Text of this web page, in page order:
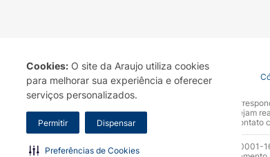
Cookies: O site da Araujo utiliza cookies
para melhorar sua experiência e oferecer
serviços personalizados.
Permitir Dispensar
Preferências de Cookies
Termo de Uso Portal da Privacidade Covid-19
A Drogaria Araujo S/A informa que o seu site oficial
marca. Para sua segurança recomendamos que não sejam
Araujo S.A. Em caso de dúvidas, gentileza entrar em
Razão Social: Drogaria Araujo S.A | CNPJ: